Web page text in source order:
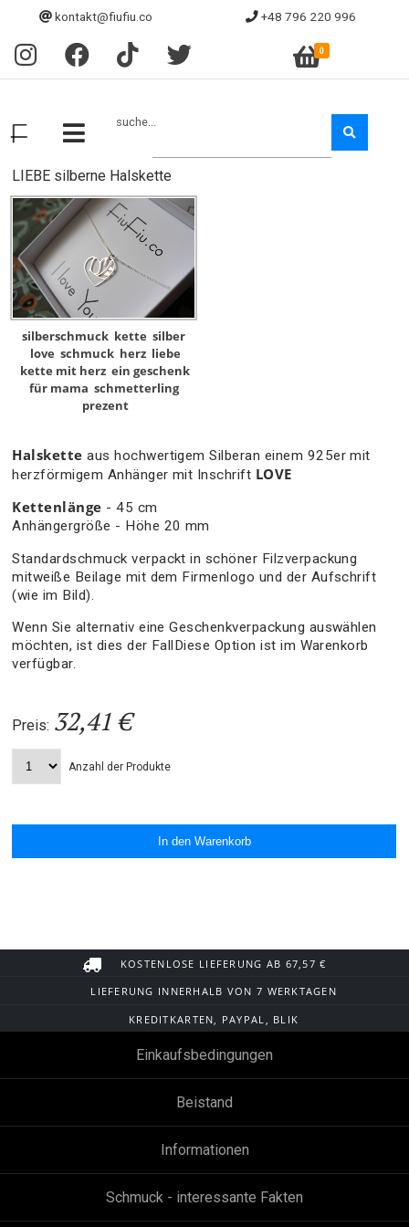
kontakt@fiufiu.co +48 796 220 996
0
suche...
LIEBE silberne Halskette
silberschmuck kette silber
love schmuck herz liebe
kette mit herz ein geschenk
für mama schmetterling
prezent
Halsketteaus hochwertigem Silberan einem 925er mit
herzförmigem Anhänger mit Inschrift LOVE
Kettenlänge - 45 cm
Anhängergröße - Höhe 20 mm
Standardschmuck verpackt in schöner Filzverpackung
mitweiße Beilage mit dem Firmenlogo und der Aufschrift
(wie im Bild).
Wenn Sie alternativ eine Geschenkverpackung auswählen
möchten, ist dies der FallDiese Option ist im Warenkorb
verfügbar.
Preis: 32,41 €
Anzahl der Produkte
KOSTENLOSE LIEFERUNG AB 67,57 €
LIEFERUNG INNERHALB VON 7 WERKTAGEN
KREDITKARTEN, PAYPAL, BLIK
Einkaufsbedingungen
Beistand
Informationen
Schmuck - interessante Fakten